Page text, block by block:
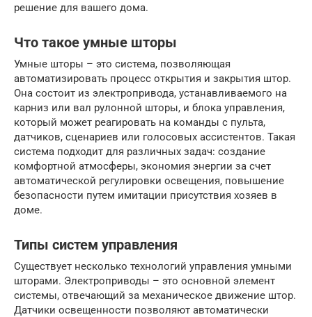
решение для вашего дома.
Что такое умные шторы
Умные шторы – это система, позволяющая
автоматизировать процесс открытия и закрытия штор.
Она состоит из электропривода, устанавливаемого на
карниз или вал рулонной шторы, и блока управления,
который может реагировать на команды с пульта,
датчиков, сценариев или голосовых ассистентов. Такая
система подходит для различных задач: создание
комфортной атмосферы, экономия энергии за счет
автоматической регулировки освещения, повышение
безопасности путем имитации присутствия хозяев в
доме.
Типы систем управления
Существует несколько технологий управления умными
шторами. Электроприводы – это основной элемент
системы, отвечающий за механическое движение штор.
Датчики освещенности позволяют автоматически